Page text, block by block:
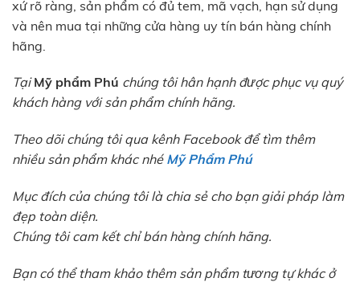
xứ rõ ràng, sản phẩm có đủ tem, mã vạch, hạn sử dụng
và nên mua tại những cửa hàng uy tín bán hàng chính
hãng.
TạiMỹ phẩm Phú chúng tôi hân hạnh được phục vụ quý
khách hàng với sản phẩm chính hãng.
Theo dõi chúng tôi qua kênh Facebook để tìm thêm
nhiều sản phẩm khác nhé Mỹ Phẩm Phú
Mục đích của chúng tôi là chia sẻ cho bạn giải pháp làm
đẹp toàn diện.
Chúng tôi cam kết chỉ bán hàng chính hãng.
Bạn có thể tham khảo thêm sản phẩm tương tự khác ở